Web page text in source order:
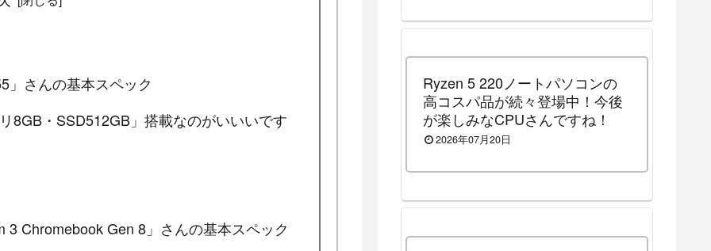
」さんの基本スペック
8GB・SSD512GB」搭載なのがいいいです
Chromebook Gen 8」さんの基本スペック
Ryzen 5 220ノートパソコンの
高コスパ品が続々登場中！今後
が楽しみなCPUさんですね！
2026年07月20日